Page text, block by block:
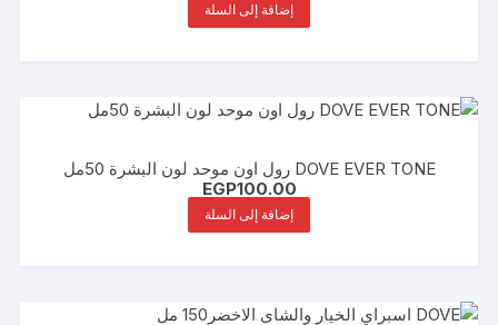
إضافة إلى السلة
DOVE EVER TONE رول اون موحد لون البشرة 50مل
EGP100.00
إضافة إلى السلة